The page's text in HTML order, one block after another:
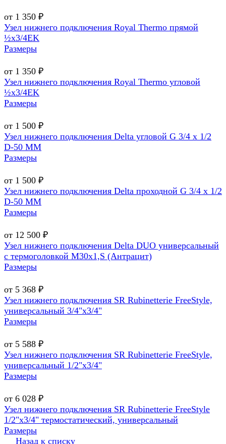
от 1 350 ₽
Узел нижнего подключения Royal Thermo прямой
½х3/4EK
Размеры
от 1 350 ₽
Узел нижнего подключения Royal Thermo угловой
½х3/4EK
Размеры
от 1 500 ₽
Узел нижнего подключения Delta угловой G 3/4 х 1/2
D-50 MM
Размеры
от 1 500 ₽
Узел нижнего подключения Delta проходной G 3/4 х 1/2
D-50 MM
Размеры
от 12 500 ₽
Узел нижнего подключения Delta DUO универсальный
с термоголовкой М30х1,Ѕ (Антрацит)
Размеры
от 5 368 ₽
Узел нижнего подключения SR Rubinetterie FreeStyle,
универсальный 3/4"х3/4"
Размеры
от 5 588 ₽
Узел нижнего подключения SR Rubinetterie FreeStyle,
универсальный 1/2"х3/4"
Размеры
от 6 028 ₽
Узел нижнего подключения SR Rubinetterie FreeStyle
1/2"х3/4" термостатический, универсальный
Размеры
Назад к списку